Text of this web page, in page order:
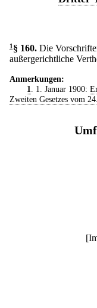
1 § 160. Die
außergerichtliche
Anmerkungen:
1
. 1. Januar 1900:
Zweiten Gesetzes vom
[